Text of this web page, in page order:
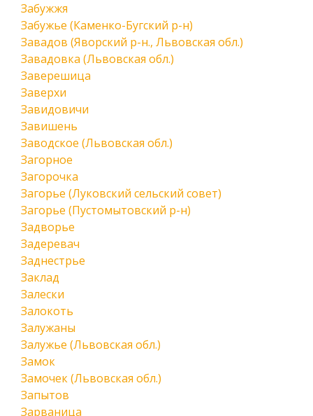
Забужжя
Забужье (Каменко-Бугский р-н)
Завадов (Яворский р-н., Львовская обл.)
Завадовка (Львовская обл.)
Заверешица
Заверхи
Завидовичи
Завишень
Заводское (Львовская обл.)
Загорное
Загорочка
Загорье (Луковский сельский совет)
Загорье (Пустомытовский р-н)
Задворье
Задеревач
Заднестрье
Заклад
Залески
Залокоть
Залужаны
Залужье (Львовская обл.)
Замок
Замочек (Львовская обл.)
Запытов
Зарваница